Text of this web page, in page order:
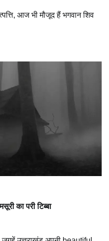
आज भी मौजूद हैं भगवान शिव
का परी टिब्बा